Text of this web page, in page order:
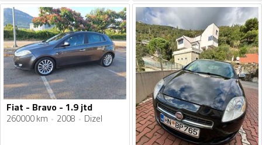
Fiat - Bravo - 1.9 jtd
260000 km 2008 Dizel